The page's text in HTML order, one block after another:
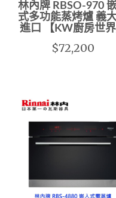
林內牌 RBSO-970
式多功能蒸烤爐 義
進口 【KW廚房世界
$72,200